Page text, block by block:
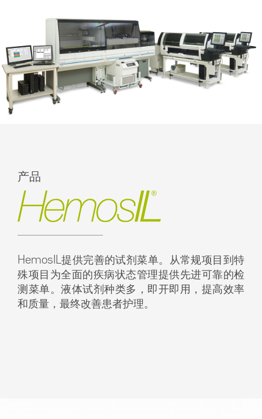
产品
HemosIL提供完善的试剂菜单。从常规项目到特
殊项目为全面的疾病状态管理提供先进可靠的检
测菜单。液体试剂种类多，即开即用，提高效率
和质量，最终改善患者护理。